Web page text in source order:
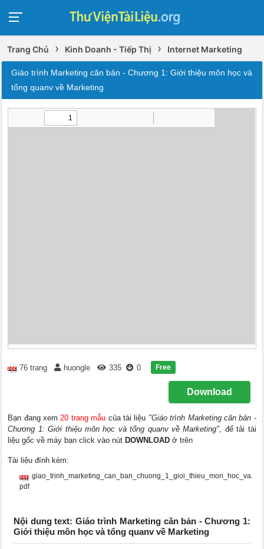
Trang Chủ › Kinh Doanh - Tiếp Thị › Internet Marketing
Giáo trình Marketing căn bản - Chương 1: Giới thiệu môn học và
tổng quanv về Marketing
76 trang huongle 335 0 Free
Download
Bạn đang xem20 trang mẫu của tài liệu "Giáo trình Marketing căn bản -
Chương 1: Giới thiệu môn học và tổng quanv về Marketing", để tải tài
liệu gốc về máy bạn click vào nút DOWNLOAD ở trên
Tài liệu đính kèm:
giao_trinh_marketing_can_ban_chuong_1_gioi_thieu_mon_hoc_va.
pdf
Nội dung text: Giáo trình Marketing căn bản - Chương 1:
Giới thiệu môn học và tổng quanv về Marketing